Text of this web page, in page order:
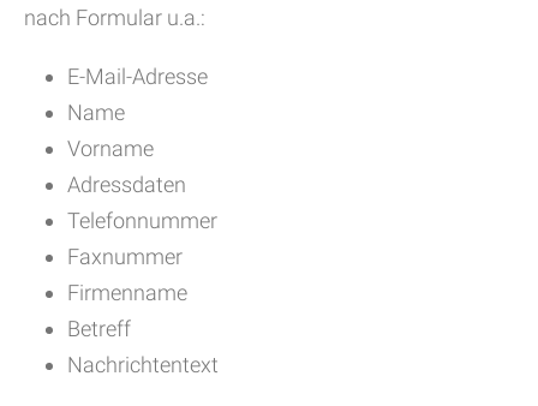
nach Formular u.a.:
E-Mail-Adresse
Name
Vorname
Adressdaten
Telefonnummer
Faxnummer
Firmenname
Betreff
Nachrichtentext